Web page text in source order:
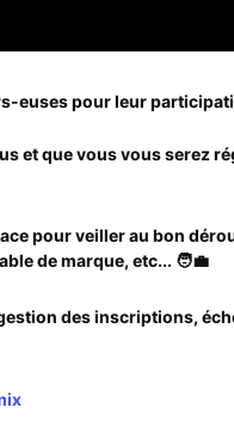
euses pour leur
et que vous vous serez
pour veiller au bon
de marque, etc... 🧑‍💼
des inscriptions,